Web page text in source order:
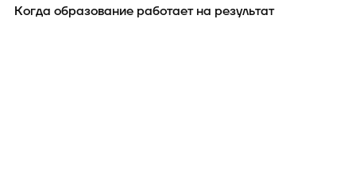
Когда образование работает на результат